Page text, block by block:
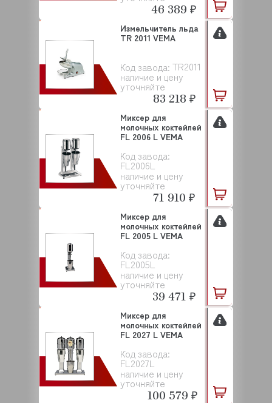
46 389 ₽
Код завода: TR2011
наличие и цену
уточняйте
Измельчитель льда
TR 2011 VEMA
83 218 ₽
Код завода:
FL2006L
наличие и цену
уточняйте
Миксер для
молочных коктейлей
FL 2006 L VEMA
71 910 ₽
Код завода:
FL2005L
наличие и цену
уточняйте
Миксер для
молочных коктейлей
FL 2005 L VEMA
39 471 ₽
Код завода:
FL2027L
наличие и цену
уточняйте
Миксер для
молочных коктейлей
FL 2027 L VEMA
100 579 ₽